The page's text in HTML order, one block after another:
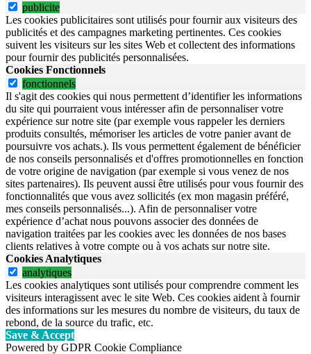
publicite
Les cookies publicitaires sont utilisés pour fournir aux visiteurs des
publicités et des campagnes marketing pertinentes. Ces cookies
suivent les visiteurs sur les sites Web et collectent des informations
pour fournir des publicités personnalisées.
Cookies Fonctionnels
fonctionnels
Il s'agit des cookies qui nous permettent d’identifier les informations
du site qui pourraient vous intéresser afin de personnaliser votre
expérience sur notre site (par exemple vous rappeler les derniers
produits consultés, mémoriser les articles de votre panier avant de
poursuivre vos achats.). Ils vous permettent également de bénéficier
de nos conseils personnalisés et d'offres promotionnelles en fonction
de votre origine de navigation (par exemple si vous venez de nos
sites partenaires). Ils peuvent aussi être utilisés pour vous fournir des
fonctionnalités que vous avez sollicités (ex mon magasin préféré,
mes conseils personnalisés...). Afin de personnaliser votre
expérience d’achat nous pouvons associer des données de
navigation traitées par les cookies avec les données de nos bases
clients relatives à votre compte ou à vos achats sur notre site.
Cookies Analytiques
analytiques
Les cookies analytiques sont utilisés pour comprendre comment les
visiteurs interagissent avec le site Web. Ces cookies aident à fournir
des informations sur les mesures du nombre de visiteurs, du taux de
rebond, de la source du trafic, etc.
Save & Accept
Powered by GDPR Cookie Compliance